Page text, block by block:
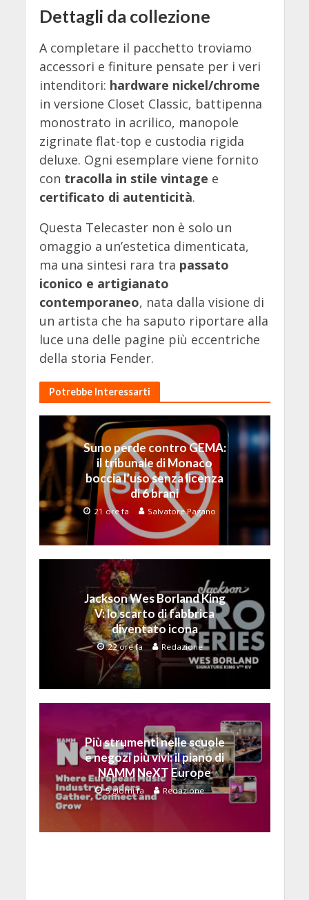
Dettagli da collezione
A completare il pacchetto troviamo
accessori e finiture pensate per i veri
intenditori: hardware nickel/chrome
in versione Closet Classic, battipenna
monostrato in acrilico, manopole
zigrinate flat-top e custodia rigida
deluxe. Ogni esemplare viene fornito
con tracolla in stile vintage e
certificato di autenticità.
Questa Telecaster non è solo un
omaggio a un’estetica dimenticata,
ma una sintesi rara tra passato
iconico e artigianato
contemporaneo, nata dalla visione di
un artista che ha saputo riportare alla
luce una delle pagine più eccentriche
della storia Fender.
Potrebbe Interessarti
Suno perde contro GEMA:
il tribunale di Monaco
boccia l’uso senza licenza
di 6 brani
21 ore fa Salvatore Pagano
Jackson Wes Borland King
V: lo scarto di fabbrica
diventato icona
22 ore fa Redazione
Più strumenti nelle scuole
e negozi più vivi: il piano di
NAMM NeXT Europe
5 giorni fa Redazione